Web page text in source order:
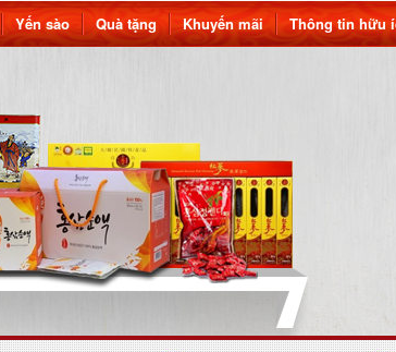
Yến sào Quà tặng Khuyến mãi Thông tin hữu